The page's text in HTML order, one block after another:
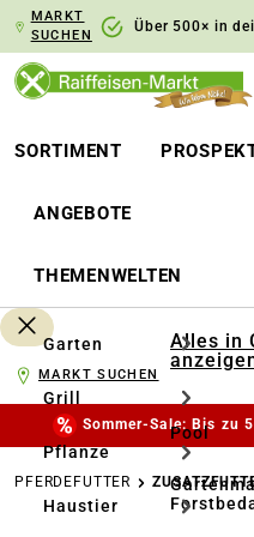
Zur
MARKT
SUCHEN
Über 500× in
SORTIMENT
ANGEBOTE
THEMENWELTEN
Garten
Grill
Pflanze
Haustier
Alles in
Pool
MARKT SUCHEN
Sommer-Sale: Bis zu
PFERDEFUTTER